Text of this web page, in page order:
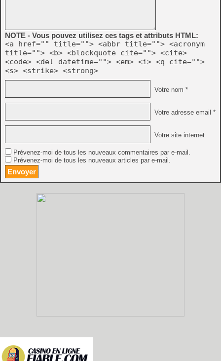
NOTE - Vous pouvez utilisez ces tags et attributs HTML:
<a href="" title=""> <abbr title=""> <acronym
title=""> <b> <blockquote cite=""> <cite>
<code> <del datetime=""> <em> <i> <q cite="">
<s> <strike> <strong>
Votre nom *
Votre adresse email *
Votre site internet
Prévenez-moi de tous les nouveaux commentaires par e-mail.
Prévenez-moi de tous les nouveaux articles par e-mail.